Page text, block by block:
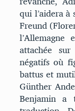
qui l’aidera
Freund
l’Allemagne
attachée
négatifs où
battus et
Günther
Benjamin